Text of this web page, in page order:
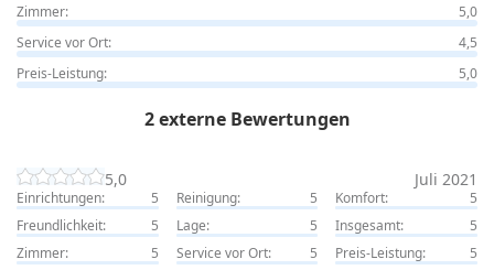
Zimmer:
5,0
Service vor Ort:
4,5
Preis-Leistung:
5,0
2 externe Bewertungen
5,0 Juli 2021
Einrichtungen: 5 Reinigung: 5 Komfort:
5
Freundlichkeit:
5 Lage: 5 Insgesamt:
5
Zimmer:
5 Service vor Ort: 5 Preis-Leistung:
5